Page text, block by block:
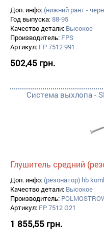
Доп. инфо: (нижний рант -
Год выпуска:88-95
Качество детали: Высокое
Производитель: FPS
Артикул: FP 7512 991
502,45 грн.
Система выхлопа -
Глушитель средний
Доп. инфо: (резонатор) hb
Качество детали: Высокое
Производитель:
Артикул: FP 7512 G21
1 855,55 грн.